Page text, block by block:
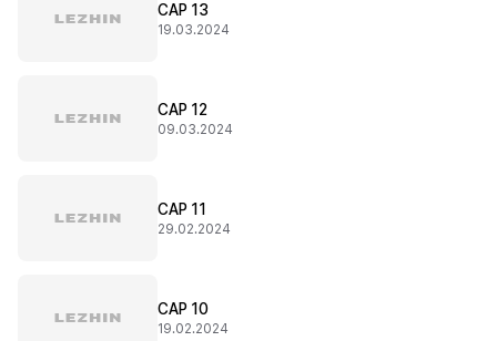
CAP 13
19.03.2024
CAP 12
09.03.2024
CAP 11
29.02.2024
CAP 10
19.02.2024